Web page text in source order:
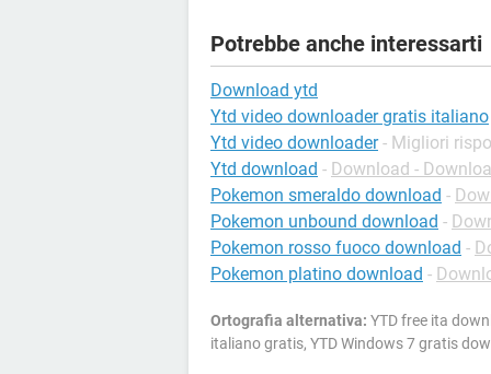
Potrebbe anche interessarti
Download ytd
Ytd video downloader gratis italiano
Ytd video downloader - Migliori
Ytd download - Download -
Pokemon smeraldo download -
Pokemon unbound download -
Pokemon rosso fuoco download -
Pokemon platino download -
Ortografia alternativa: YTD free ita
italiano gratis, YTD Windows 7 gratis